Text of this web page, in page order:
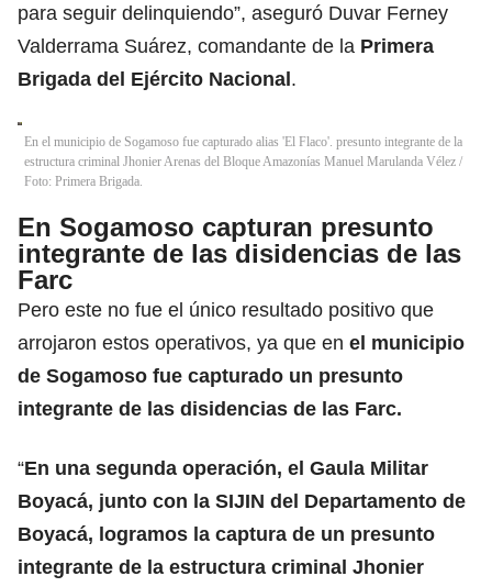
para seguir delinquiendo”, aseguró Duvar Ferney
Valderrama Suárez, comandante de la Primera
Brigada del Ejército Nacional.
En el municipio de Sogamoso fue capturado alias 'El Flaco'. presunto integrante de la
estructura criminal Jhonier Arenas del Bloque Amazonías Manuel Marulanda Vélez /
Foto: Primera Brigada.
En Sogamoso capturan presunto
integrante de las disidencias de las
Farc
Pero este no fue el único resultado positivo que
arrojaron estos operativos, ya que en el municipio
de Sogamoso fue capturado un presunto
integrante de las disidencias de las Farc.
“En una segunda operación, el Gaula Militar
Boyacá, junto con la SIJIN del Departamento de
Boyacá, logramos la captura de un presunto
integrante de la estructura criminal Jhonier